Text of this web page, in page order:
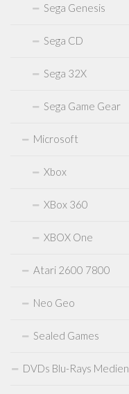
Sega Genesis
Sega CD
Sega 32X
Sega Game Gear
Microsoft
Xbox
XBox 360
XBOX One
Atari 2600 7800
Neo Geo
Sealed Games
DVDs Blu-Rays Medien